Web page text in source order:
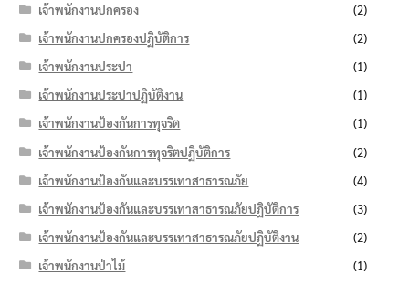
เจ้าพนักงานปกครอง
(2)
เจ้าพนักงานปกครองปฏิบัติการ
(2)
เจ้าพนักงานประปา
(1)
เจ้าพนักงานประปาปฏิบัติงาน
(1)
เจ้าพนักงานป้องกันการทุจริต
(1)
เจ้าพนักงานป้องกันการทุจริตปฏิบัติการ
(2)
เจ้าพนักงานป้องกันและบรรเทาสาธารณภัย
(4)
เจ้าพนักงานป้องกันและบรรเทาสาธารณภัยปฏิบัติการ
(3)
เจ้าพนักงานป้องกันและบรรเทาสาธารณภัยปฏิบัติงาน
(2)
เจ้าพนักงานป่าไม้
(1)